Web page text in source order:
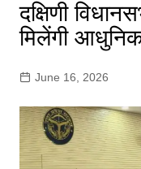
दक्षिणी
मिलेंगी
June 16, 2026